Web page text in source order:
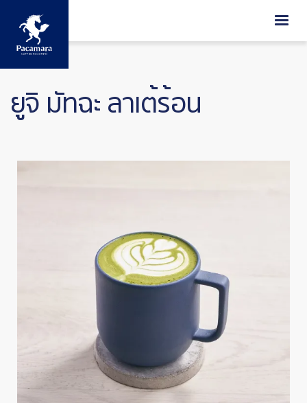
ข้ามไปยังเนื้อหาหลัก
ยูจิ มัทฉะ ลาเต้ร้อน